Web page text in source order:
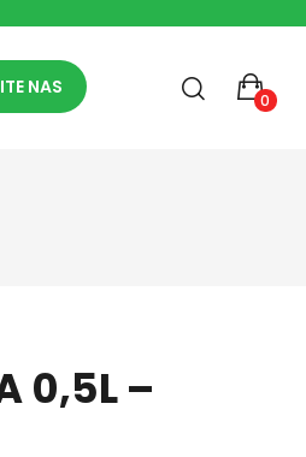
NAS
0
0,5L –